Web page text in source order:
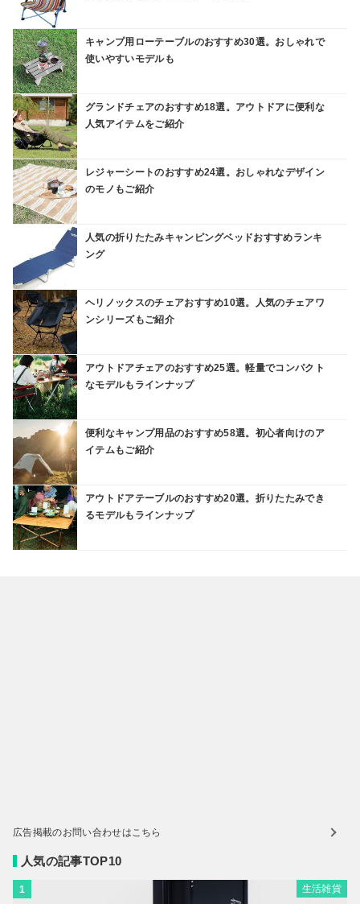
キャンプ用ローテーブルのおすすめ30選。おしゃれで
使いやすいモデルも
グランドチェアのおすすめ18選。アウトドアに便利な
人気アイテムをご紹介
レジャーシートのおすすめ24選。おしゃれなデザイン
のモノもご紹介
人気の折りたたみキャンピングベッドおすすめランキ
ング
ヘリノックスのチェアおすすめ10選。人気のチェアワ
ンシリーズもご紹介
アウトドアチェアのおすすめ25選。軽量でコンパクト
なモデルもラインナップ
便利なキャンプ用品のおすすめ58選。初心者向けのア
イテムもご紹介
アウトドアテーブルのおすすめ20選。折りたたみでき
るモデルもラインナップ
広告掲載のお問い合わせはこちら
人気の記事TOP10
1 生活雑貨